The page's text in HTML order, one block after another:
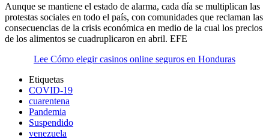
Aunque se mantiene el estado de alarma, cada día se multiplican las
protestas sociales en todo el país, con comunidades que reclaman las
consecuencias de la crisis económica en medio de la cual los precios
de los alimentos se cuadruplicaron en abril. EFE
Lee Cómo elegir casinos online seguros en Honduras
Etiquetas
COVID-19
cuarentena
Pandemia
Suspendido
venezuela